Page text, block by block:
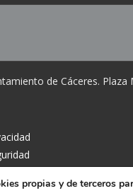
de Cáceres. Plaza
propias y de terceros